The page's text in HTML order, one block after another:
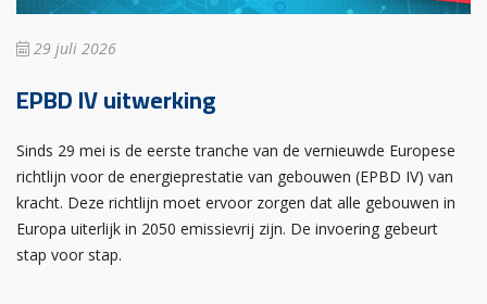
29 juli 2026
EPBD IV uitwerking
Sinds 29 mei is de eerste tranche van de vernieuwde Europese
richtlijn voor de energieprestatie van gebouwen (EPBD IV) van
kracht. Deze richtlijn moet ervoor zorgen dat alle gebouwen in
Europa uiterlijk in 2050 emissievrij zijn. De invoering gebeurt
stap voor stap.